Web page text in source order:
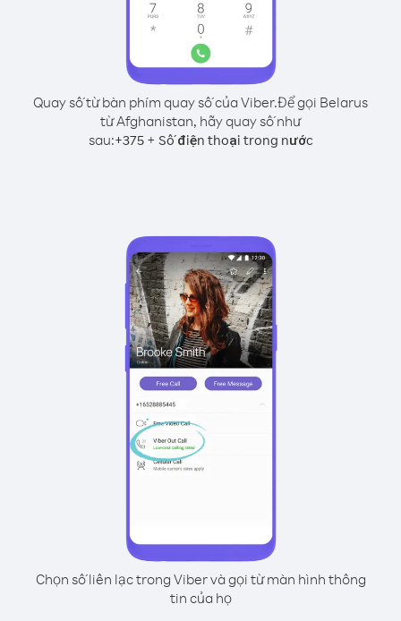
Quay số từ bàn phím quay số của Viber.Để gọi Belarus
từ Afghanistan, hãy quay số như
sau:+375+ Số điện thoại trong nước
Chọn số liên lạc trong Viber và gọi từ màn hình thông
tin của họ